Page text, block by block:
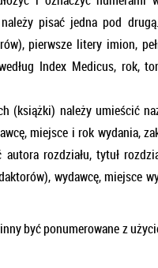
pisać jedna pod
pierwsze litery imion,
Index Medicus, rok,
(książki) należy umieścić
miejsce i rok wydania,
rozdziału, tytuł
wydawcę, miejsce
być ponumerowane z